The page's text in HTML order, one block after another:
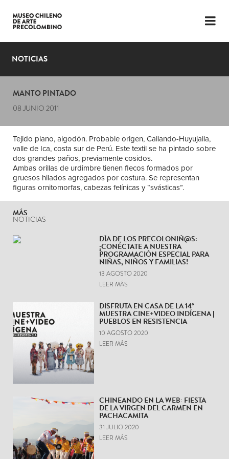
LENGUAJE
PLANIFICA TU VISITA
EXPOSICIONES
EL MUSEO
NOTICIAS
ÚLTIMOS VIDEOS
NOTICIAS
MANTO PINTADO
08 JUNIO 2011
Tejido plano, algodón. Probable origen, Callando-Huyujalla,
valle de Ica, costa sur de Perú. Este textil se ha pintado sobre
dos grandes paños, previamente cosidos.
Ambas orillas de urdimbre tienen flecos formados por
gruesos hilados agregados por costura. Se representan
figuras ornitomorfas, cabezas felínicas y “svásticas”.
MÁS
NOTICIAS
DÍA DE LOS PRECOLONIÑ@S:
¡CONÉCTATE A NUESTRA
PROGRAMACIÓN ESPECIAL PARA
NIÑAS, NIÑOS Y FAMILIAS!
13 AGOSTO 2020
LEER MÁS
DISFRUTA EN CASA DE LA 14°
MUESTRA CINE+VIDEO INDÍGENA |
PUEBLOS EN RESISTENCIA
10 AGOSTO 2020
LEER MÁS
CHINEANDO EN LA WEB: FIESTA
DE LA VIRGEN DEL CARMEN EN
PACHACAMITA
31 JULIO 2020
LEER MÁS